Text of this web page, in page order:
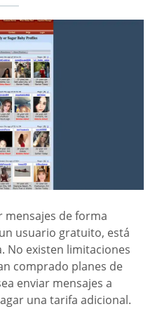
mensajes de forma
usuario gratuito, está
No existen limitaciones
comprado planes de
enviar mensajes a
una tarifa adicional.